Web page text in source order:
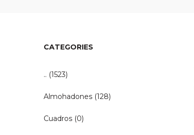
CATEGORIES
.. (1523)
Almohadones (128)
Cuadros (0)